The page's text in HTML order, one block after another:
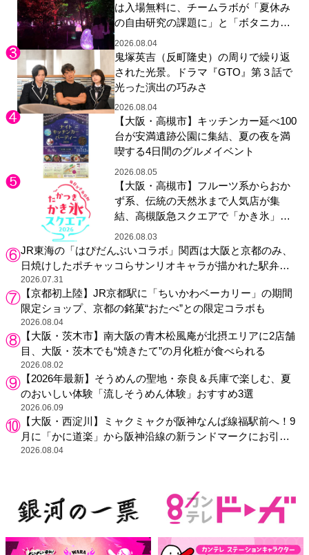
は入場無料に、チームラボが「夏休み
の自由研究の課題に」と「ボタニカル
ガーデン 大阪」へ招待
2026.08.04
鬼塚英吉（反町隆史）の周りで繰り返
された光景。ドラマ『GTO』第３話で
光った演出の巧みさ
2026.08.04
【大阪・高槻市】キッチンカー延べ100
台が安満遺跡公園に集結、夏の夜を満
喫する4日間のグルメイベント
2026.08.05
【大阪・高槻市】フルーツ系からおか
ず系、伝統の天然氷まで人気店が集
結、高槻阪急スクエアで「かき氷」祭
り
2026.08.03
JR東海の「はぴだんぶいコラボ」関西は大阪と京都のみ、
日焼けしたポチャッコらサンリオキャラが描かれた駅弁や
グッズが登場
2026.07.31
【京都初上陸】JR京都駅に「ちいかわベーカリー」の期間
限定ショップ、京都の銘菓“おたべ”との限定コラボも
2026.08.04
【大阪・茨木市】南大阪の青木松風庵が北摂エリアに2店舗
目、大阪・茨木でも“焼きたて”の月化粧が食べられる
2026.08.02
【2026年最新】そうめんの聖地・奈良＆兵庫で楽しむ、夏
のおいしい体験「流しそうめん体験」おすすめ3選
2026.06.09
【大阪・西淀川】ミャクミャクが阪神なんば線福駅前へ！9
月に「かに道楽」から阪神沿線の新ランドマークにお引っ
越し
2026.08.04